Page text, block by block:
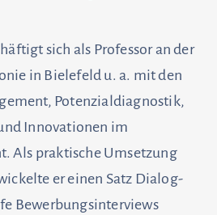
sich als Professor an der
in Bielefeld u. a. mit den
Potenzialdiagnostik,
Innovationen im
Als praktische Umsetzung
er einen Satz Dialog-
Bewerbungsinterviews